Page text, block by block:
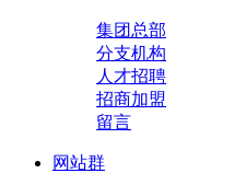
集团总部
分支机构
人才招聘
招商加盟
留言
网站群